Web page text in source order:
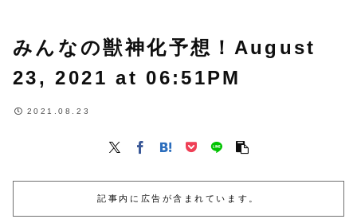
みんなの獣神化予想！August
23, 2021 at 06:51PM
2021.08.23
記事内に広告が含まれています。